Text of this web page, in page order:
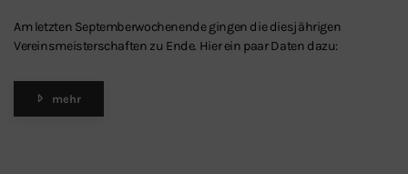
Am letzten Septemberwochenende gingen die diesjährigen
Vereinsmeisterschaften zu Ende. Hier ein paar Daten dazu:
mehr